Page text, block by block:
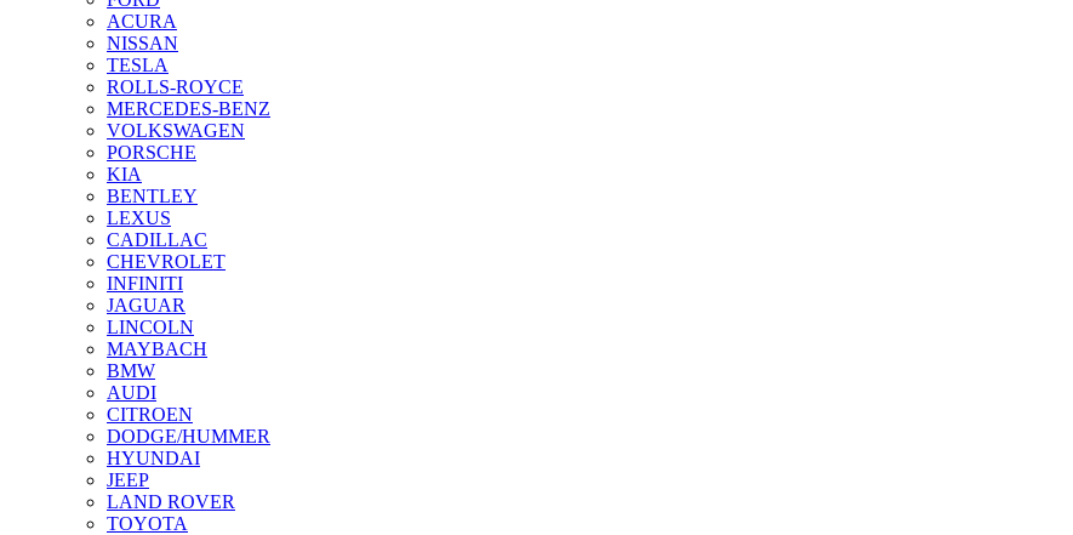
ACURA
NISSAN
TESLA
ROLLS-ROYCE
MERCEDES-BENZ
VOLKSWAGEN
PORSCHE
KIA
BENTLEY
LEXUS
CADILLAC
CHEVROLET
INFINITI
JAGUAR
LINCOLN
MAYBACH
BMW
AUDI
CITROEN
DODGE/HUMMER
HYUNDAI
JEEP
LAND ROVER
TOYOTA